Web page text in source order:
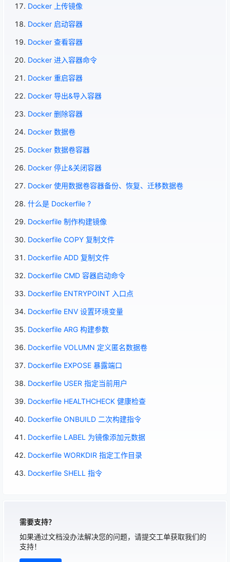
Docker 上传镜像
Docker 启动容器
Docker 查看容器
Docker 进入容器命令
Docker 重启容器
Docker 导出&导入容器
Docker 删除容器
Docker 数据卷
Docker 数据卷容器
Docker 停止&关闭容器
Docker 使用数据卷容器备份、恢复、迁移数据卷
什么是 Dockerfile ?
Dockerfile 制作构建镜像
Dockerfile COPY 复制文件
Dockerfile ADD 复制文件
Dockerfile CMD 容器启动命令
Dockerfile ENTRYPOINT 入口点
Dockerfile ENV 设置环境变量
Dockerfile ARG 构建参数
Dockerfile VOLUMN 定义匿名数据卷
Dockerfile EXPOSE 暴露端口
Dockerfile USER 指定当前用户
Dockerfile HEALTHCHECK 健康检查
Dockerfile ONBUILD 二次构建指令
Dockerfile LABEL 为镜像添加元数据
Dockerfile WORKDIR 指定工作目录
Dockerfile SHELL 指令
需要支持？
如果通过文档没办法解决您的问题，请提交工单获取我们的
支持！